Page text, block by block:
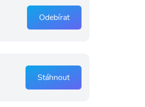
Odebírat
Stáhnout